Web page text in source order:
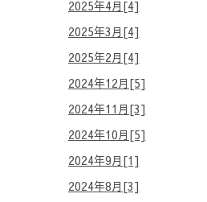
2025年4月[4]
2025年3月[4]
2025年2月[4]
2024年12月[5]
2024年11月[3]
2024年10月[5]
2024年9月[1]
2024年8月[3]